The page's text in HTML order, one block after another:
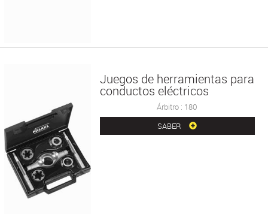
Juegos de herramientas para
conductos eléctricos
Árbitro : 180
SABER